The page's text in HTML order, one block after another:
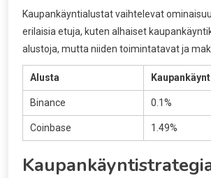
Kaupankäyntialustat vaihtelevat
erilaisia etuja, kuten alhaiset
alustoja, mutta niiden toimintatavat ja
Alusta
Binance 0.1%
Coinbase 1.49%